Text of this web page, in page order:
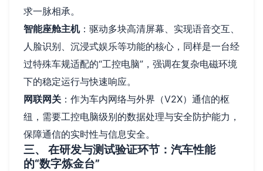
求一脉相承。
智能座舱主机：驱动多块高清屏幕、实现语音交互、
人脸识别、沉浸式娱乐等功能的核心，同样是一台经
过特殊车规适配的“工控电脑”，强调在复杂电磁环境
下的稳定运行与快速响应。
网联网关 ：作为车内网络与外界（V2X）通信的枢
纽，需要工控电脑级别的数据处理与安全防护能力，
保障通信的实时性与信息安全。
三、 在研发与测试验证环节：汽车性能
的“数字炼金台”